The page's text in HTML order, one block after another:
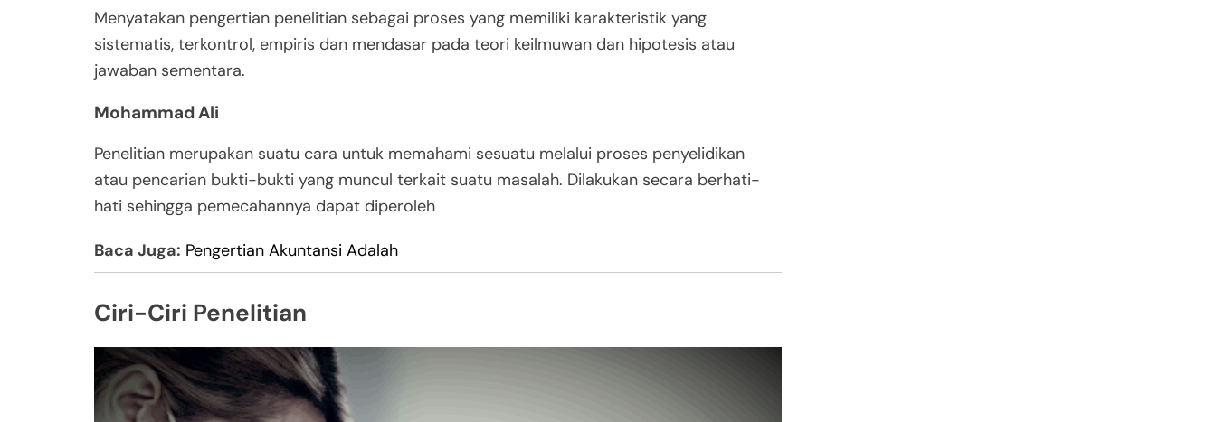
Menyatakan pengertian penelitian sebagai proses yang memiliki karakteristik yang
sistematis, terkontrol, empiris dan mendasar pada teori keilmuwan dan hipotesis atau
jawaban sementara.
Mohammad Ali
Penelitian merupakan suatu cara untuk memahami sesuatu melalui proses penyelidikan
atau pencarian bukti-bukti yang muncul terkait suatu masalah. Dilakukan secara berhati-
hati sehingga pemecahannya dapat diperoleh
Baca Juga: Pengertian Akuntansi Adalah
Ciri-Ciri Penelitian